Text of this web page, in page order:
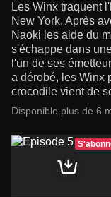
Les Winx traquent
New York. Après
Naoki les aide du
s'échappe dans
l'un de ses
a dérobé, les Winx
crocodile vient de
Disponible plus de 6